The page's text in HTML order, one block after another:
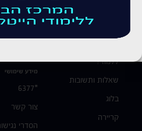
ללמוד?
שאלות ותשובות
בלוג
קריירה
מידע שימושי
*6377
צור קשר
הסדרי